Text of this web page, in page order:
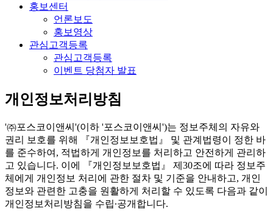
홍보센터
언론보도
홍보영상
관심고객등록
관심고객등록
이벤트 당첨자 발표
개인정보처리방침
'㈜포스코이앤씨'(이하 '포스코이앤씨')는 정보주체의 자유와
권리 보호를 위해 『개인정보보호법』 및 관계법령이 정한 바
를 준수하여, 적법하게 개인정보를 처리하고 안전하게 관리하
고 있습니다. 이에 『개인정보보호법』 제30조에 따라 정보주
체에게 개인정보 처리에 관한 절차 및 기준을 안내하고, 개인
정보와 관련한 고충을 원활하게 처리할 수 있도록 다음과 같이
개인정보처리방침을 수립∙공개합니다.